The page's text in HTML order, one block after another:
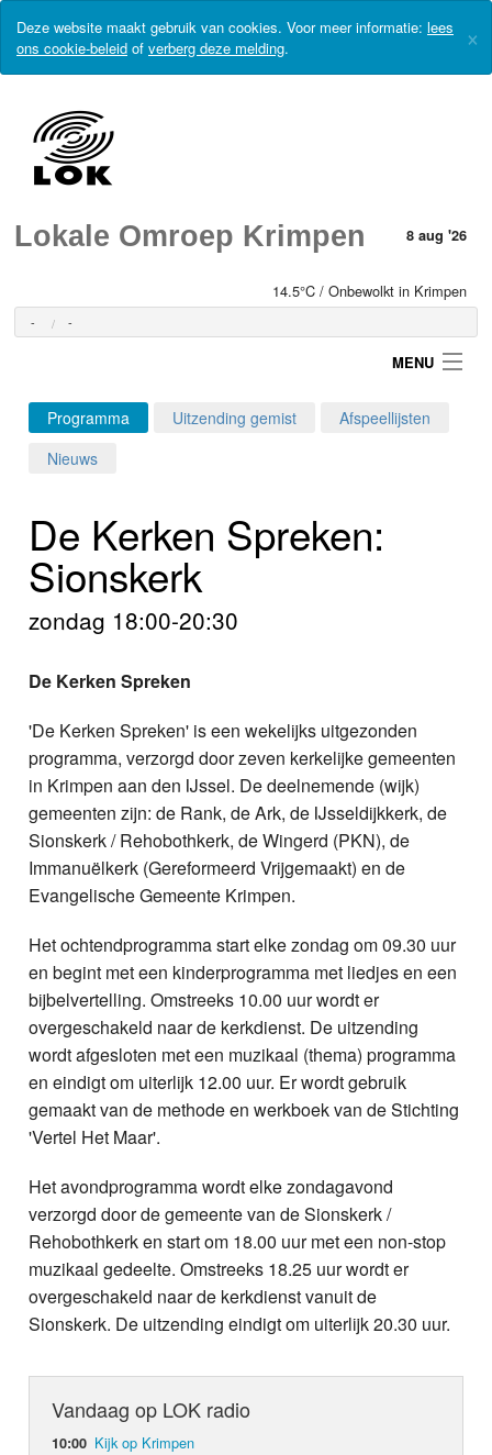
Deze website maakt gebruik van cookies. Voor meer informatie: lees
ons cookie-beleid of verberg deze melding. ×
Lokale Omroep Krimpen 8 aug '26
14.5°C / Onbewolkt in Krimpen
- -
MENU
Login
Programma's
Webcam
Info
Programma Uitzending gemist
Afspeellijsten
Nieuws
De Kerken Spreken:
Sionskerk
zondag 18:00-20:30
De Kerken Spreken
'De Kerken Spreken' is een wekelijks uitgezonden
programma, verzorgd door zeven kerkelijke gemeenten
in Krimpen aan den IJssel. De deelnemende (wijk)
gemeenten zijn: de Rank, de Ark, de IJsseldijkkerk, de
Sionskerk / Rehobothkerk, de Wingerd (PKN), de
Immanuëlkerk (Gereformeerd Vrijgemaakt) en de
Evangelische Gemeente Krimpen.
Het ochtendprogramma start elke zondag om 09.30 uur
en begint met een kinderprogramma met liedjes en een
bijbelvertelling. Omstreeks 10.00 uur wordt er
overgeschakeld naar de kerkdienst. De uitzending
wordt afgesloten met een muzikaal (thema) programma
en eindigt om uiterlijk 12.00 uur. Er wordt gebruik
gemaakt van de methode en werkboek van de Stichting
'Vertel Het Maar'.
Het avondprogramma wordt elke zondagavond
verzorgd door de gemeente van de Sionskerk /
Rehobothkerk en start om 18.00 uur met een non-stop
muzikaal gedeelte. Omstreeks 18.25 uur wordt er
overgeschakeld naar de kerkdienst vanuit de
Sionskerk. De uitzending eindigt om uiterlijk 20.30 uur.
Vandaag op LOK radio
10:00 Kijk op Krimpen